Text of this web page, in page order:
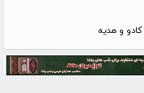
و هدیه